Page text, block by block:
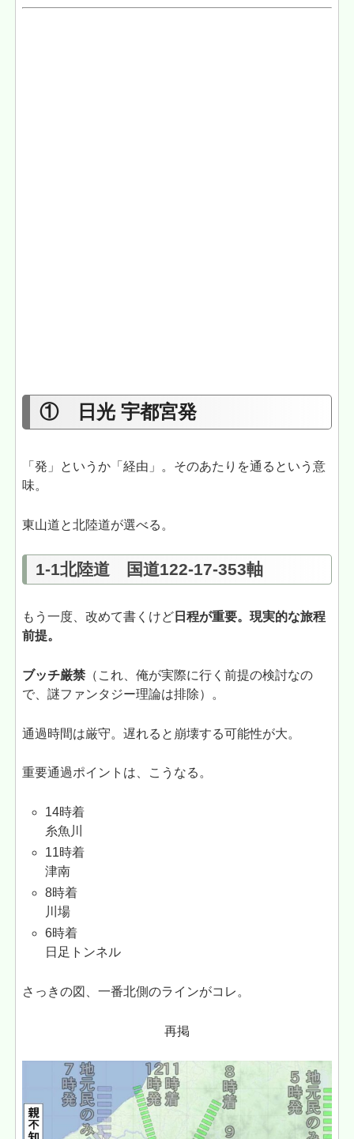
① 日光 宇都宮発
「発」というか「経由」。そのあたりを通るという意
味。
東山道と北陸道が選べる。
1-1北陸道 国道122-17-353軸
もう一度、改めて書くけど 日程が重要。現実的な旅程
前提。
ブッチ厳禁 （これ、俺が実際に行く前提の検討なの
で、謎ファンタジー理論は排除）。
通過時間は厳守。遅れると崩壊する可能性が大。
重要通過ポイントは、こうなる。
14時着
糸魚川
11時着
津南
8時着
川場
6時着
日足トンネル
さっきの図、一番北側のラインがコレ。
再掲